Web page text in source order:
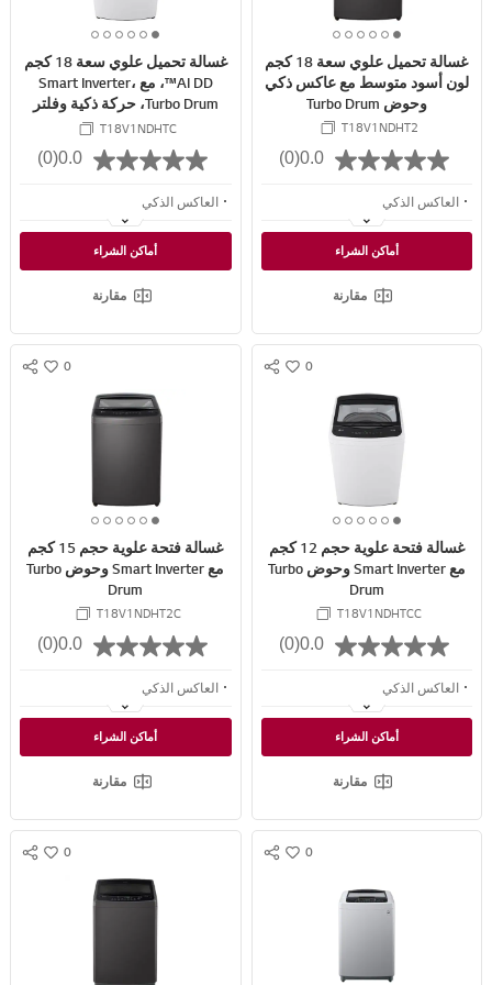
1
o
f
6
2
o
f
6
3
o
f
6
4
o
f
6
5
o
f
6
6
o
f
6
غسالة تحميل علوي سعة 18 كجم
لون أسود متوسط مع عاكس ذكي
وحوض Turbo Drum
T18V1NDHT2
0.0
(0)
العاكس الذكي
TurboDrum
حركة ذكية
أماكن الشراء
مقارنة
1
o
f
6
2
o
f
6
3
o
f
6
4
o
f
6
5
o
f
6
6
o
f
6
غسالة تحميل علوي سعة 18 كجم
AI DD™، مع Smart Inverter،
Turbo Drum، حركة ذكية وفلتر
الوبر العريض
T18V1NDHTC
0.0
(0)
العاكس الذكي
TurboDrum
حركة ذكية
أماكن الشراء
مقارنة
0
w
S
1
o
f
6
2
o
f
6
3
o
f
6
4
o
f
6
5
o
f
6
6
o
f
6
غسالة فتحة علوية حجم 12 كجم
مع Smart Inverter وحوض Turbo
Drum
T18V1NDHTCC
0.0
(0)
العاكس الذكي
TurboDrum
حركة ذكية
أماكن الشراء
مقارنة
0
w
S
1
o
f
6
2
o
f
6
3
o
f
6
4
o
f
6
5
o
f
6
6
o
f
6
غسالة فتحة علوية حجم 15 كجم
مع Smart Inverter وحوض Turbo
Drum
T18V1NDHT2C
0.0
(0)
العاكس الذكي
TurboDrum
حركة ذكية
أماكن الشراء
مقارنة
0
w
S
0
w
S